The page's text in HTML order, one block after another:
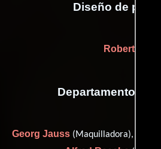
Diseño de
Robert Herlth
Departamento de
Georg Jauss(Maquilladora),